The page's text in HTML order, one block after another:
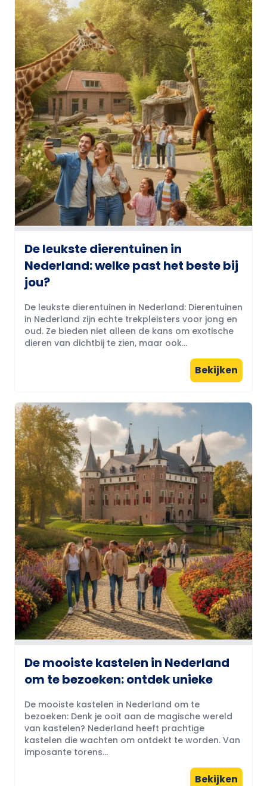
De leukste dierentuinen in
Nederland: welke past het beste bij
jou?
De leukste dierentuinen in Nederland: Dierentuinen
in Nederland zijn echte trekpleisters voor jong en
oud. Ze bieden niet alleen de kans om exotische
dieren van dichtbij te zien, maar ook...
Bekijken
De mooiste kastelen in Nederland
om te bezoeken: ontdek unieke
De mooiste kastelen in Nederland om te
bezoeken: Denk je ooit aan de magische wereld
van kastelen? Nederland heeft prachtige
kastelen die wachten om ontdekt te worden. Van
imposante torens...
Bekijken